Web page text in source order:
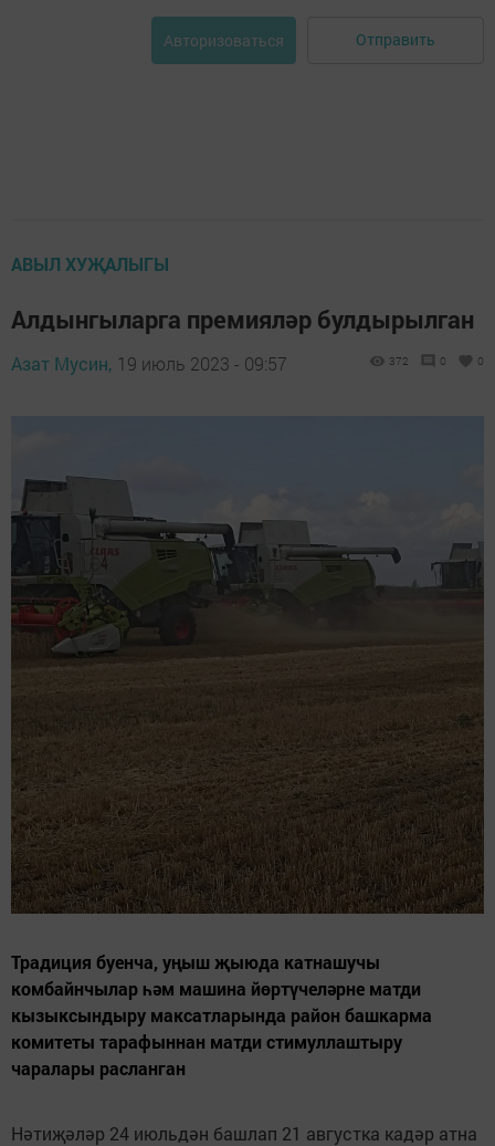
Авторизоваться Отправить
АВЫЛ ХУҖАЛЫГЫ
Алдынгыларга премияләр булдырылган
Азат Мусин, 19 июль 2023 - 09:57 372 0 0
Традиция буенча, уңыш җыюда катнашучы
комбайнчылар һәм машина йөртүчеләрне матди
кызыксындыру максатларында район башкарма
комитеты тарафыннан матди стимуллаштыру
чаралары расланган
Нәтиҗәләр 24 июльдән башлап 21 августка кадәр атна